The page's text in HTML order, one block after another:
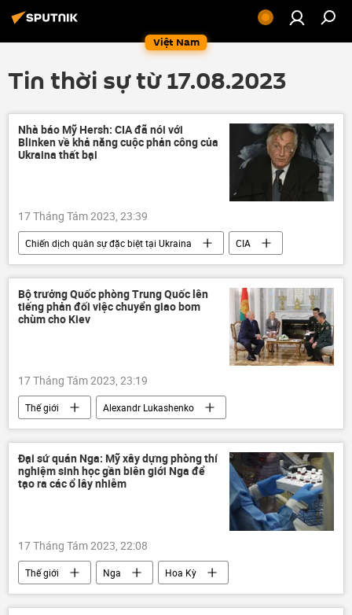
Việt Nam
Tin thời sự từ 17.08.2023
Nhà báo Mỹ Hersh: CIA đã nói với
Blinken về khả năng cuộc phản công của
Ukraina thất bại
17 Tháng Tám 2023, 23:39
Chiến dịch quân sự đặc biệt tại Ukraina
CIA
Antony Blinken
Hoa Kỳ
Thế giới
Cuộc khủng hoảng ở Ukraina
Ukraina
xung đột quân sự
Bộ trưởng Quốc phòng Trung Quốc lên
tiếng phản đối việc chuyển giao bom
chùm cho Kiev
17 Tháng Tám 2023, 23:19
Thế giới
Alexandr Lukashenko
Belarus
bom chùm
Trung Quốc
Hoa Kỳ
viện trợ quân sự
Cuộc khủng hoảng ở Ukraina
Quân sự
Đại sứ quán Nga: Mỹ xây dựng phòng thí
nghiệm sinh học gần biên giới Nga để
tạo ra các ổ lây nhiễm
17 Tháng Tám 2023, 22:08
Thế giới Nga
Hoa Kỳ
sinh học
an ninh